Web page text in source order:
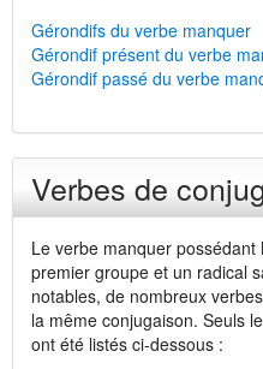
Gérondifs du verbe manquer
Gérondif présent du verbe
Gérondif passé du verbe
Verbes de
Le verbe manquer
premier groupe et un radical
notables, de nombreux
la même conjugaison. Seuls
ont été listés ci-dessous :